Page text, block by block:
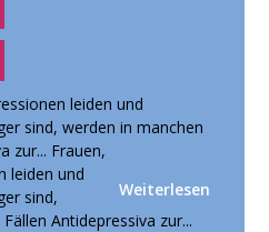
leiden und
sind, werden in manchen
zur...
Weiterlesen
Frauen,
leiden und
sind,
Antidepressiva zur...